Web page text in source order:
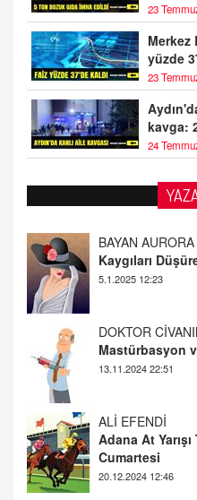
23
Merkez
yüzde
23
kavga:
24
DOKTOR CİVANIM
Mastürbasyon
13.11.2024 22:51
ALİ EFENDİ
Adana At
Cumartesi
TUTKUNUN
Sağlıklı Bir
Gerekenler
08.11.2024 13:16